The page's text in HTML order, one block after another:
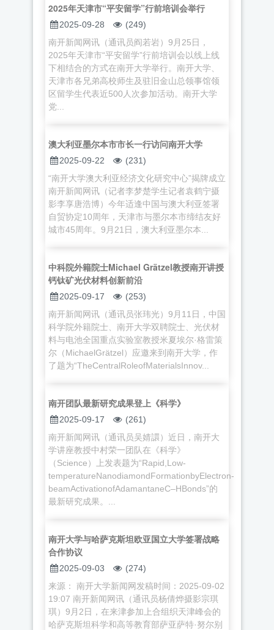
2025年天津市“平安留学”行前培训会举行
2025-09-28
(249)
南开新闻网讯（通讯员阎若岩）9月25日，
2025年天津市“平安留学”行前培训会以线上线
下相结合的方式在南开大学举行。南开大学、
天津市各兄弟高校师生及驻旧金山总领事馆领
区留学生代表近500人次参加活动。南开大学
党...
澳大利亚墨尔本市市长一行访问南开大学
2025-09-22
(231)
“南开大学澳大利亚经济文化研究中心”揭牌成立
南开新闻网讯（记者李梦楚学生记者袁鹤宁摄
影李享唐浩博）今年适逢中国与澳大利亚签署
自贸协定10周年，天津市与墨尔本市缔结友好
城市45周年。9月21日，澳大利亚墨尔本...
中科院外籍院士Michael Grätzel教授南开讲授
钙钛矿光伏材料创新前沿
2025-09-17
(253)
南开新闻网讯（通讯员张玮光）9月11日，中国
科学院外籍院士、南开大学双聘院士、光伏材
料与电池全国重点实验室教授米夏埃尔·格雷策
尔（MichaelGrätzel）应邀来到南开大学，作
了题为“TheCentralRoleofMaterialsInnov...
南开团队最新研究成果登上《科学》
2025-09-17
(261)
南开新闻网讯（通讯员吴婧譞）近日，南开大
学讲座教授中村荣一团队在《科学》
（Science）上发表题为“Rapid,Low-
temperatureNanodiamondFormationbyElectron-
beamActivationofAdamantaneC–HBonds”的
最新研究成果。...
南开大学与哈萨克斯坦欧亚国立大学签署战略
合作协议
2025-09-03
(274)
来源： 南开大学新闻网发稿时间：2025-09-02
19:07 南开新闻网讯（通讯员杨倩烨摄影宗琪
琪）9月2日，在来津参加上合组织天津峰会的
哈萨克斯坦科学和高等教育部萨亚萨特·努尔别